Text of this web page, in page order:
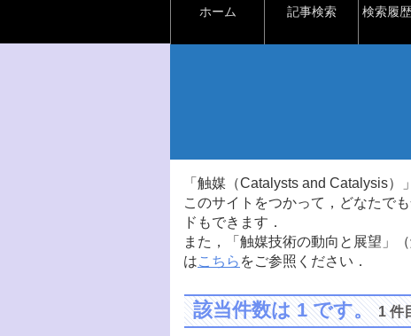
ホーム 記事検索 検索履
「触媒（Catalysts and Catalysis
このサイトをつかって，どなたで
ドもできます．
また，「触媒技術の動向と展望」
はこちら をご参照ください．
該当件数は 1 です。1 件